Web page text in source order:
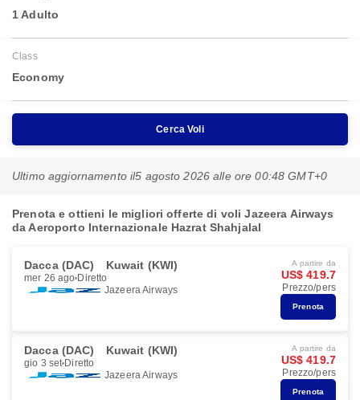
1 Adulto
Class
Economy
Cerca Voli
Ultimo aggiornamento il5 agosto 2026 alle ore 00:48 GMT+0
Prenota e ottieni le migliori offerte di voli Jazeera Airways
da Aeroporto Internazionale Hazrat Shahjalal
Dacca (DAC) Kuwait (KWI)
mer 26 ago Diretto
Jazeera Airways
A partire da
US$ 419.7
Prezzo/pers
Prenota
Dacca (DAC) Kuwait (KWI)
gio 3 set Diretto
Jazeera Airways
A partire da
US$ 419.7
Prezzo/pers
Prenota